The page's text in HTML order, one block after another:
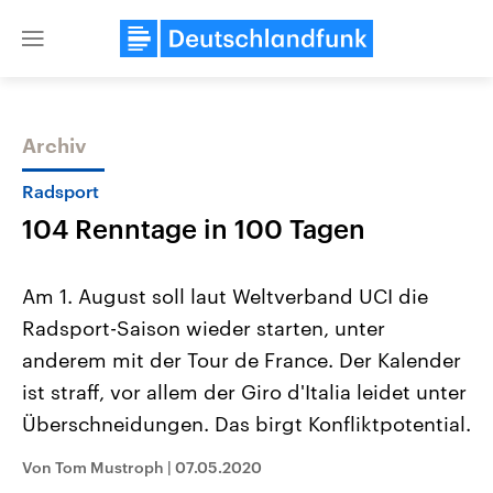
Close
Themen
Landtagswahl Sachsen-Anhalt
2026
Alle Informationen
Sachsen-Anhalt wählt am 6.
Landtag. Seit 2021 wird das
USA
Aktuelle Beiträge,
Hintergründe
Wirtschaftlich und
Archiv
Radsport
104 Renntage in 100 Tagen
Am 1. August soll laut Weltverband UCI die
Radsport-Saison wieder starten, unter
anderem mit der Tour de France. Der Kalender
ist straff, vor allem der Giro d'Italia leidet unter
Überschneidungen. Das birgt Konfliktpotential.
Von Tom Mustroph | 07.05.2020